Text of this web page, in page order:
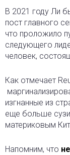
В 2021 году Ли
пост главного
что проложило
следующего
человек,
Как отмечает
изгнанные из
еще больше
материковым
Напомним, что